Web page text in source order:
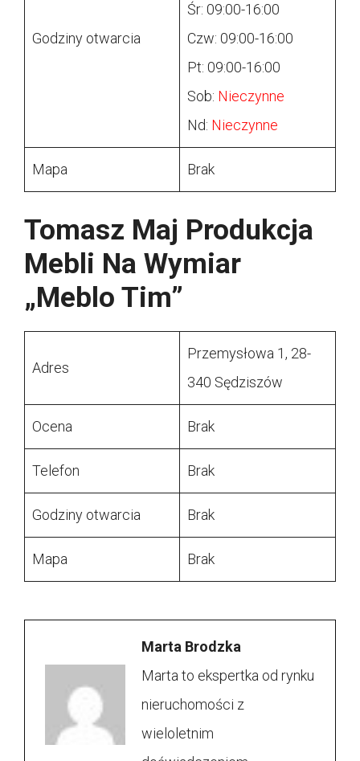
Godziny otwarcia
Śr: 09:00-16:00
Czw: 09:00-16:00
Pt: 09:00-16:00
Sob: Nieczynne
Nd: Nieczynne
Mapa Brak
Tomasz Maj Produkcja
Mebli Na Wymiar
„Meblo Tim”
Adres
Przemysłowa 1, 28-
340 Sędziszów
Ocena Brak
Telefon Brak
Godziny otwarcia Brak
Mapa Brak
Marta Brodzka
Marta to ekspertka od rynku
nieruchomości z
wieloletnim